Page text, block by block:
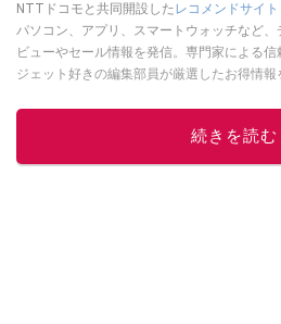
NTTドコモと共同開設した レコメンドサイト
パソコン、アプリ、スマートウォッチなど
ビューやセール情報を発信。専門家による
ジェット好きの編集部員が厳選したお得情報
このイチ
続きを読む